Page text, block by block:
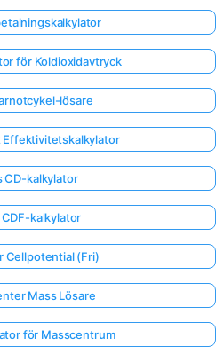
för Koldioxidavtryck
lösare
Effektivitetskalkylator
CD-kalkylator
kalkylator
Cellpotential (Fri)
Mass Lösare
för Masscentrum